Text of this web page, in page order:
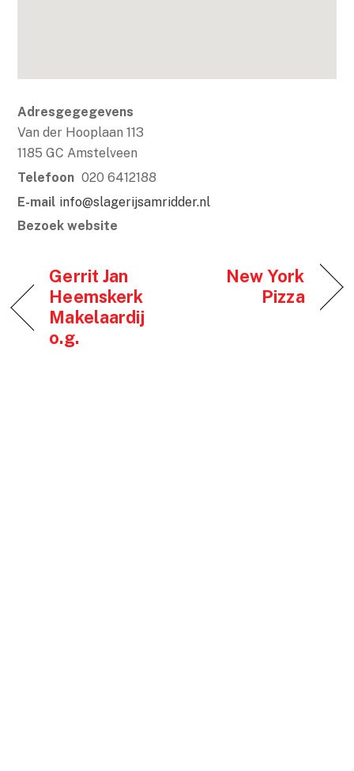
Adresgegegevens
Van der Hooplaan 113
1185 GC Amstelveen
Telefoon 020 6412188
E-mail info@slagerijsamridder.nl
Bezoek website
Gerrit Jan
Heemskerk
Makelaardij
o.g.
New York
Pizza